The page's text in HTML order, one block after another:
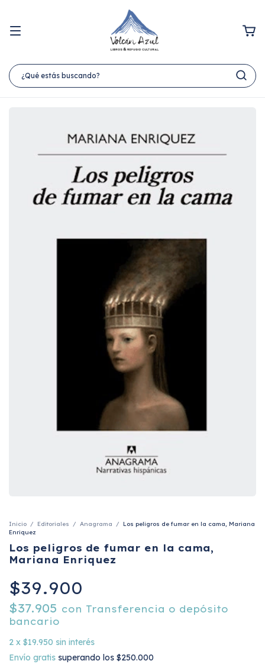
Inicio / Editoriales / Anagrama / Los peligros de fumar en la cama, Mariana
Enriquez
Los peligros de fumar en la cama,
Mariana Enriquez
$39.900
$37.905 con Transferencia o depósito
bancario
2 x $19.950 sin interés
Envío gratis superando los $250.000